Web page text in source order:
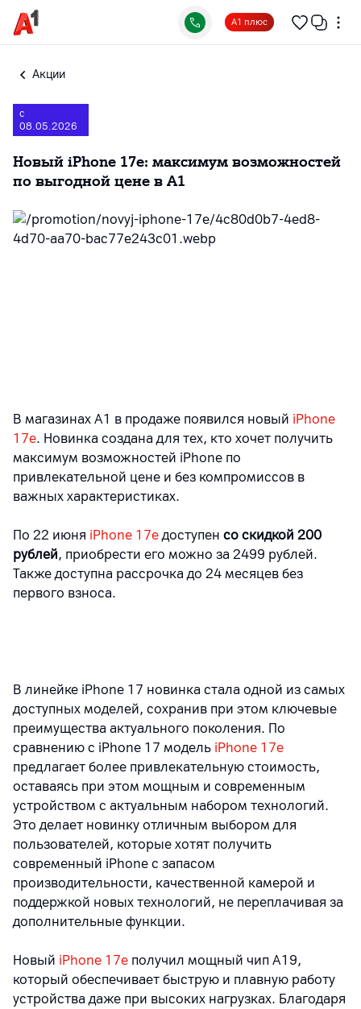
А1 плюс
Акции
с
08.05.2026
Новый iPhone 17e: максимум возможностей
по выгодной цене в А1
В магазинах А1 в продаже появился новый iPhone
17e. Новинка создана для тех, кто хочет получить
максимум возможностей iPhone по
привлекательной цене и без компромиссов в
важных характеристиках.
По 22 июня iPhone 17eдоступен со скидкой 200
рублей, приобрести его можно за 2499 рублей.
Также доступна рассрочка до 24 месяцев без
первого взноса.
В линейке iPhone 17 новинка стала одной из самых
доступных моделей, сохранив при этом ключевые
преимущества актуального поколения. По
сравнению с iPhone 17 модель iPhone 17e
предлагает более привлекательную стоимость,
оставаясь при этом мощным и современным
устройством с актуальным набором технологий.
Это делает новинку отличным выбором для
пользователей, которые хотят получить
современный iPhone с запасом
производительности, качественной камерой и
поддержкой новых технологий, не переплачивая за
дополнительные функции.
Новый iPhone 17e получил мощный чип A19,
который обеспечивает быструю и плавную работу
устройства даже при высоких нагрузках. Благодаря